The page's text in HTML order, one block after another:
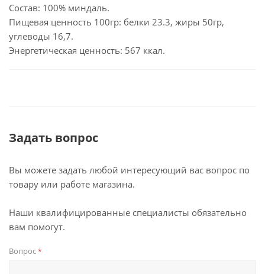
Состав: 100% миндаль.
Пищевая ценность 100гр: белки 23.3, жиры 50гр,
углеводы 16,7.
Энергетическая ценность: 567 ккал.
Задать вопрос
Вы можете задать любой интересующий вас вопрос по
товару или работе магазина.
Наши квалифицированные специалисты обязательно
вам помогут.
Вопрос*